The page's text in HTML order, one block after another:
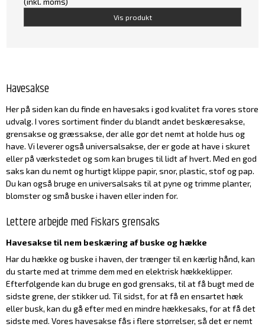
Vis produkt
Havesakse
Her på siden kan du finde en havesaks i god kvalitet fra vores store
udvalg. I vores sortiment finder du blandt andet beskæresakse,
grensakse og græssakse, der alle gør det nemt at holde hus og
have. Vi leverer også universalsakse, der er gode at have i skuret
eller på værkstedet og som kan bruges til lidt af hvert. Med en god
saks kan du nemt og hurtigt klippe papir, snor, plastic, stof og pap.
Du kan også bruge en universalsaks til at pyne og trimme planter,
blomster og små buske i haven eller inden for.
Lettere arbejde med Fiskars grensaks
Havesakse til nem beskæring af buske og hække
Har du hække og buske i haven, der trænger til en kærlig hånd, kan
du starte med at trimme dem med en elektrisk hækkeklipper.
Efterfølgende kan du bruge en god grensaks, til at få bugt med de
sidste grene, der stikker ud. Til sidst, for at få en ensartet hæk
eller busk, kan du gå efter med en mindre hækkesaks, for at få det
sidste med. Vores havesakse fås i flere størrelser, så det er nemt